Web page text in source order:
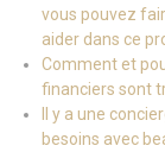
vous pouvez
aider dans ce
Comment et
financiers sont
Il y a une
besoins avec